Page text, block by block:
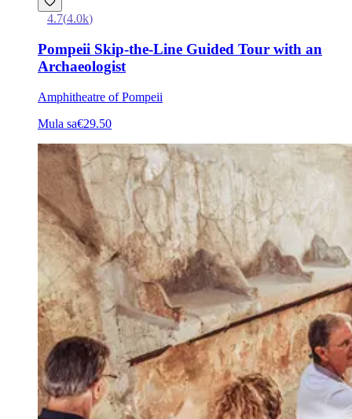
4.7(4.0k)
Pompeii Skip-the-Line Guided Tour with an
Archaeologist
Amphitheatre of Pompeii
Mula sa€29.50